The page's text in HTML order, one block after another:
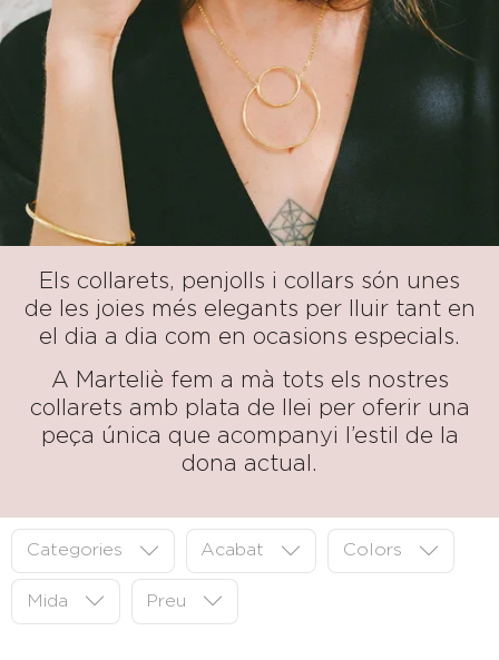
Els collarets, penjolls i collars són unes
de les joies més elegants per lluir tant en
el dia a dia com en ocasions especials.
A Marteliè fem a mà tots els nostres
collarets amb plata de llei per oferir una
peça única que acompanyi l’estil de la
dona actual.
Categories Acabat Colors
Mida Preu